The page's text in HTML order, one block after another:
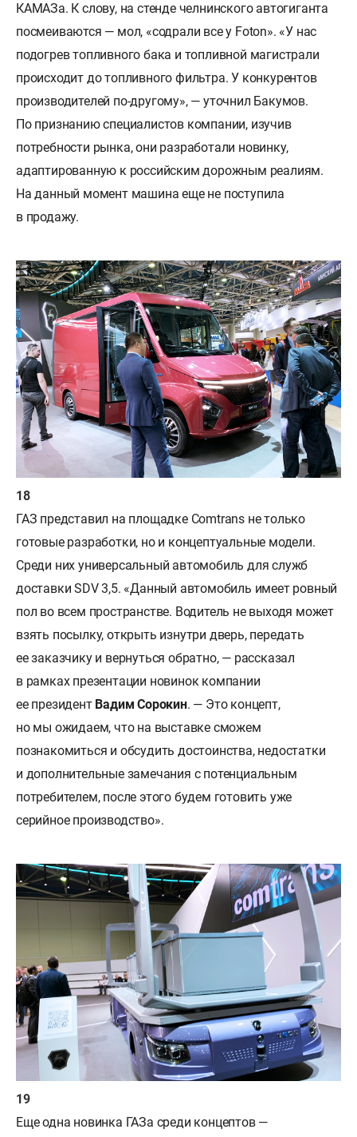
КАМАЗа. К слову, на стенде челнинского автогиганта
посмеиваются — мол, «содрали все у Foton». «У нас
подогрев топливного бака и топливной магистрали
происходит до топливного фильтра. У конкурентов
производителей по-другому», — уточнил Бакумов.
По признанию специалистов компании, изучив
потребности рынка, они разработали новинку,
адаптированную к российским дорожным реалиям.
На данный момент машина еще не поступила
в продажу.
ГАЗ представил на площадке Comtrans не только
готовые разработки, но и концептуальные модели.
Среди них универсальный автомобиль для служб
доставки SDV 3,5. «Данный автомобиль имеет ровный
пол во всем пространстве. Водитель не выходя может
взять посылку, открыть изнутри дверь, передать
ее заказчику и вернуться обратно, — рассказал
в рамках презентации новинок компании
ее президент Вадим Сорокин. — Это концепт,
но мы ожидаем, что на выставке сможем
познакомиться и обсудить достоинства, недостатки
и дополнительные замечания с потенциальным
потребителем, после этого будем готовить уже
серийное производство».
Еще одна новинка ГАЗа среди концептов —